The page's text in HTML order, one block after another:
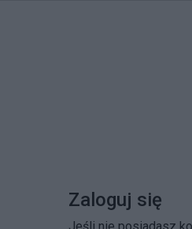
Zaloguj się